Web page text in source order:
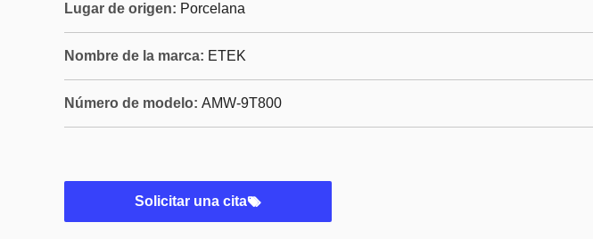
Lugar de origen: Porcelana
Nombre de la marca: ETEK
Número de modelo: AMW-9T800
Solicitar una cita